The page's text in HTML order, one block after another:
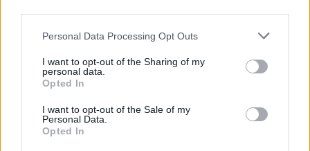
Personal Data Processing Opt Outs
I want to opt-out of the Sharing of my
personal data.
Opted In
I want to opt-out of the Sale of my
Personal Data.
Opted In